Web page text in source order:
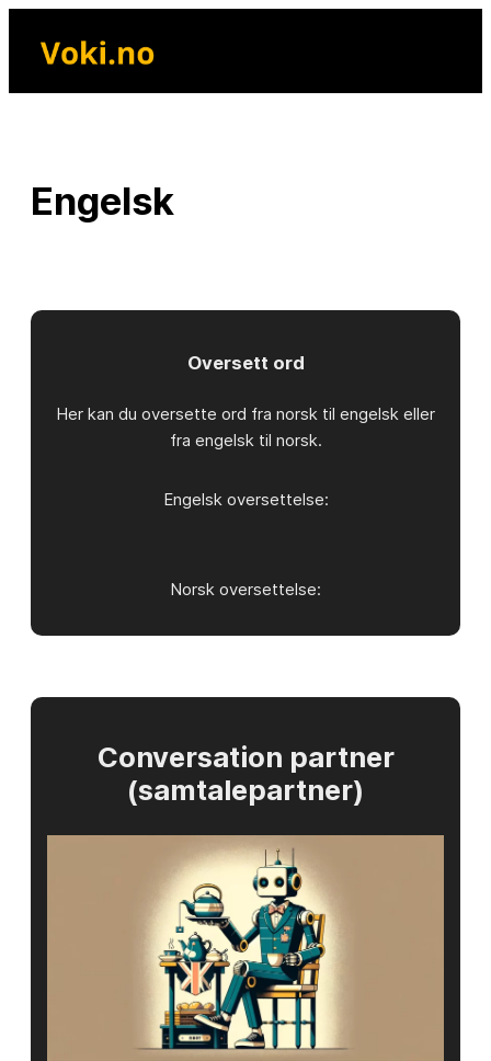
Engelsk
Oversett ord
Her kan du oversette ord fra norsk til engelsk eller
fra engelsk til norsk.
Engelsk oversettelse:
Norsk oversettelse:
Conversation partner
(samtalepartner)